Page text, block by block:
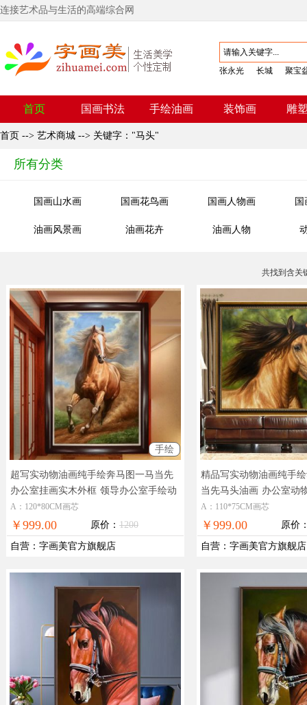
连接艺术品与生活的高端综合网
张永光 长城 聚宝
首页 国画书法 手绘油画 装饰画 雕
首页 --> 艺术商城 --> 关键字："马头"
所有分类
国画山水画 国画花鸟画 国画人物画 国
油画风景画 油画花卉 油画人物
共找到含关
手绘
超写实动物油画纯手绘奔马图一马当先
办公室挂画实木外框 领导办公室手绘动
物油画马头油画
A：120*80CM画芯
￥999.00 原价： 1200
自营 ： 字画美官方旗舰店
精品写实动物油画纯手
当先马头油画 办公室动
导
A：110*75CM画芯
￥999.00 原价
自营 ： 字画美官方旗舰店